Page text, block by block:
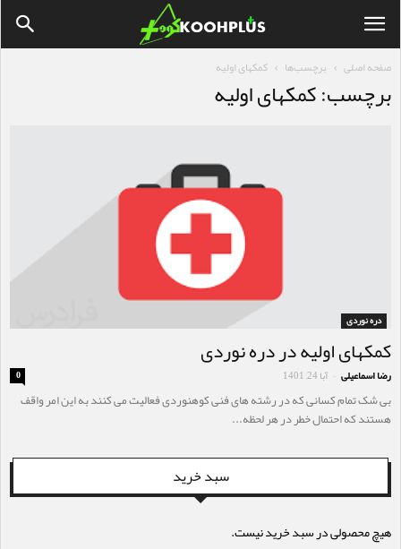
صفحه اصلی برچسب‌ها کمکهای اولیه
برچسب: کمکهای اولیه
دره نوردی
کمکهای اولیه در دره نوردی
رضا اسماعیلی - آبا 24, 1401 0
بی شک تمام کسانی که در رشته های فنی کوهنوردی فعالیت می کنند به این امر واقف
هستند که احتمال خطر در هر لحظه...
سبد خرید
هیچ محصولی در سبد خرید نیست.